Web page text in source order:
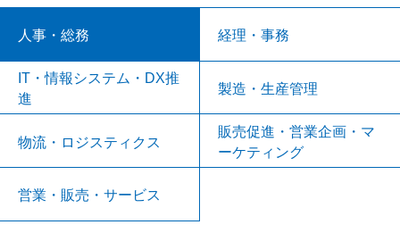
人事・総務 経理・事務
IT・情報システム・DX推
進
製造・生産管理
物流・ロジスティクス
販売促進・営業企画・マ
ーケティング
営業・販売・サービス